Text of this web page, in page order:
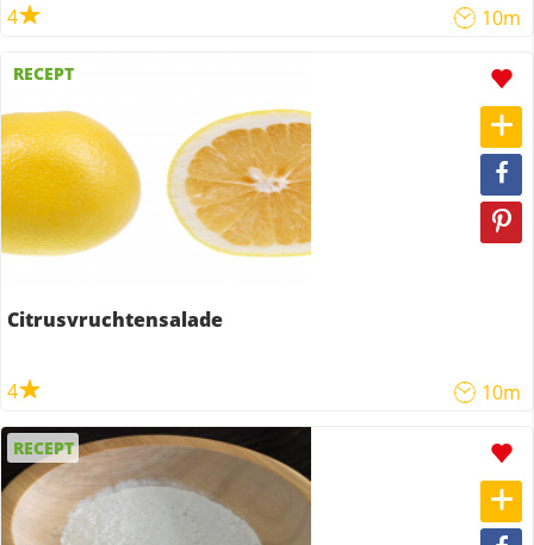
4 10m
RECEPT
Citrusvruchtensalade
4 10m
RECEPT